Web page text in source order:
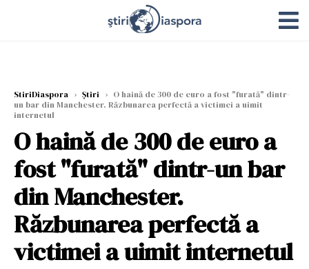
StiriDiaspora › Știri › O haină de 300 de euro a fost "furată" dintr-
un bar din Manchester. Răzbunarea perfectă a victimei a uimit
internetul
O haină de 300 de euro a
fost "furată" dintr-un bar
din Manchester.
Răzbunarea perfectă a
victimei a uimit internetul